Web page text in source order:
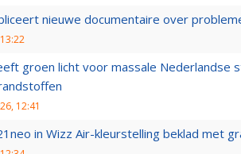
nieuwe documentaire over
groen licht voor massale Nederlandse
12:41
in Wizz Air-kleurstelling beklad met